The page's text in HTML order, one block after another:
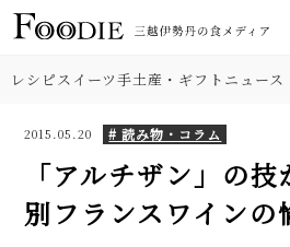
レシピスイーツ手土産・ギフト ニュース
2015.05.20 # 読み物・コラム
「アルチザン」の
別フランスワインの